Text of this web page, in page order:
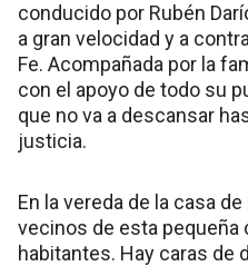
conducido por Rubén
a gran velocidad y a
Fe. Acompañada por la
con el apoyo de todo su
que no va a descansar
justicia.
En la vereda de la casa
vecinos de esta pequeña
habitantes. Hay caras de